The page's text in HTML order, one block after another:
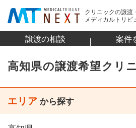
クリニックの譲渡
メディカルトリビ
譲渡の相談 案件
高知県の譲渡希望クリ
エリア から探す